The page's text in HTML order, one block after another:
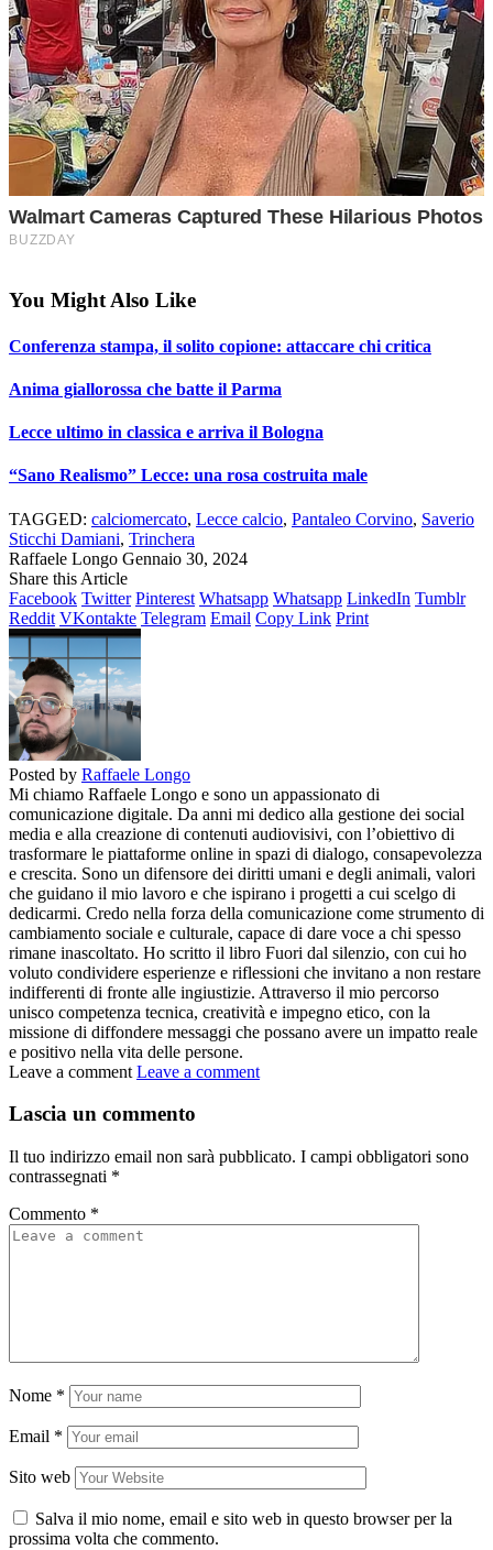
You Might Also Like
Conferenza stampa, il solito copione: attaccare chi critica
Anima giallorossa che batte il Parma
Lecce ultimo in classica e arriva il Bologna
“Sano Realismo” Lecce: una rosa costruita male
TAGGED: calciomercato, Lecce calcio, Pantaleo Corvino, Saverio
Sticchi Damiani, Trinchera
Raffaele Longo Gennaio 30, 2024
Share this Article
Facebook Twitter Pinterest Whatsapp Whatsapp LinkedIn Tumblr
Reddit VKontakte Telegram Email Copy Link Print
Posted by Raffaele Longo
Mi chiamo Raffaele Longo e sono un appassionato di
comunicazione digitale. Da anni mi dedico alla gestione dei social
media e alla creazione di contenuti audiovisivi, con l’obiettivo di
trasformare le piattaforme online in spazi di dialogo, consapevolezza
e crescita. Sono un difensore dei diritti umani e degli animali, valori
che guidano il mio lavoro e che ispirano i progetti a cui scelgo di
dedicarmi. Credo nella forza della comunicazione come strumento di
cambiamento sociale e culturale, capace di dare voce a chi spesso
rimane inascoltato. Ho scritto il libro Fuori dal silenzio, con cui ho
voluto condividere esperienze e riflessioni che invitano a non restare
indifferenti di fronte alle ingiustizie. Attraverso il mio percorso
unisco competenza tecnica, creatività e impegno etico, con la
missione di diffondere messaggi che possano avere un impatto reale
e positivo nella vita delle persone.
Leave a comment Leave a comment
Lascia un commento
Il tuo indirizzo email non sarà pubblicato. I campi obbligatori sono
contrassegnati *
Commento *
Nome *
Email *
Sito web
Salva il mio nome, email e sito web in questo browser per la
prossima volta che commento.